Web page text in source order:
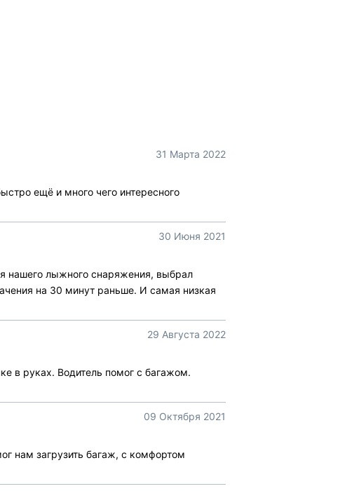
31 Марта 2022
ещё и много чего интересного
30 Июня 2021
нашего лыжного снаряжения, выбрал
на 30 минут раньше. И самая низкая
29 Августа 2022
в руках. Водитель помог с багажом.
09 Октября 2021
нам загрузить багаж, с комфортом